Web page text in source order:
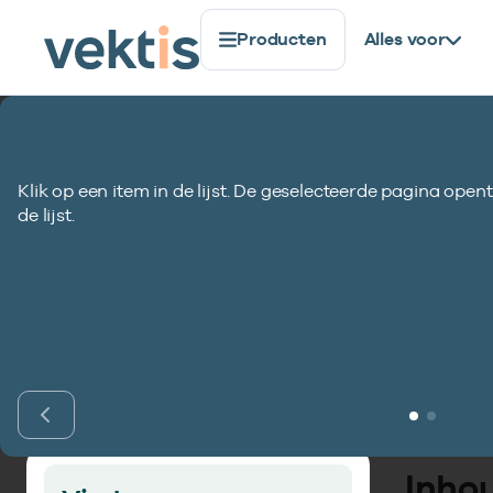
Producten Alles voor
Klik op een item in de lijst. De geselecteerde pagina
de lijst.